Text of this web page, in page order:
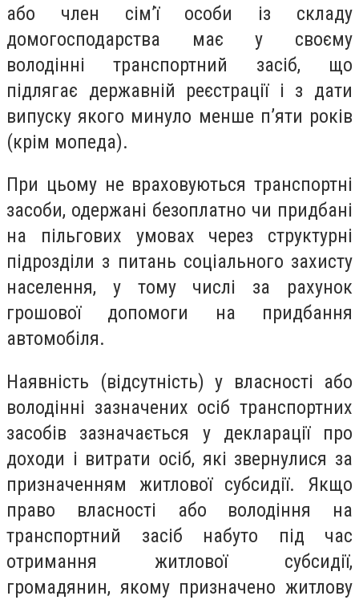
або член сім’ї особи із складу
домогосподарства має у своєму
володінні транспортний засіб, що
підлягає державній реєстрації і з дати
випуску якого минуло менше п’яти років
(крім мопеда).
При цьому не враховуються транспортні
засоби, одержані безоплатно чи придбані
на пільгових умовах через структурні
підрозділи з питань соціального захисту
населення, у тому числі за рахунок
грошової допомоги на придбання
автомобіля.
Наявність (відсутність) у власності або
володінні зазначених осіб транспортних
засобів зазначається у декларації про
доходи і витрати осіб, які звернулися за
призначенням житлової субсидії. Якщо
право власності або володіння на
транспортний засіб набуто під час
отримання житлової субсидії,
громадянин, якому призначено житлову